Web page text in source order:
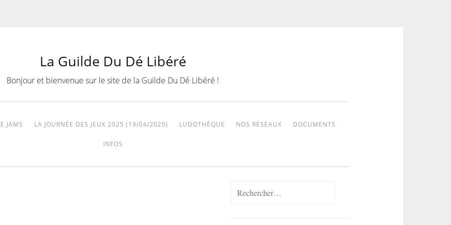
La Guilde Du Dé Libéré
Bonjour et bienvenue sur le site de la Guilde Du Dé Libéré !
JAMS LA JOURNÉE DES JEUX 2025 (19/04/2025) LUDOTHÈQUE NOS RÉSEAUX DOCUMENTS
INFOS
Rechercher :